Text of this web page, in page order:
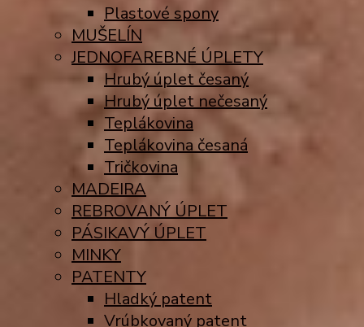
Plastové spony
MUŠELÍN
JEDNOFAREBNÉ ÚPLETY
Hrubý úplet česaný
Hrubý úplet nečesaný
Teplákovina
Teplákovina česaná
Tričkovina
MADEIRA
REBROVANÝ ÚPLET
PÁSIKAVÝ ÚPLET
MINKY
PATENTY
Hladký patent
Vrúbkovaný patent